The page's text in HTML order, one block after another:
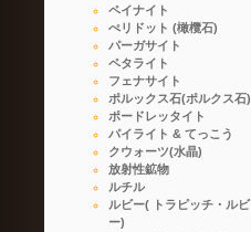
ペイナイト
ぺリドット (橄欖石)
パーガサイト
ペタライト
フェナサイト
ポルックス石(ポルクス石)
ポードレッタイト
パイライト & てっこう
クウォーツ(水晶)
放射性鉱物
ルチル
ルビー( トラピッチ・ルビ
ー)